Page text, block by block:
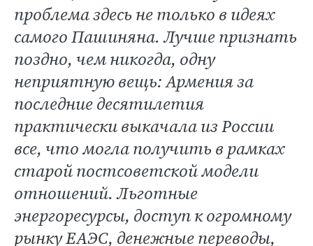
проблема здесь не только в идеях
самого Пашиняна. Лучше признать
поздно, чем никогда, одну
неприятную вещь: Армения за
последние десятилетия
практически выкачала из России
все, что могла получить в рамках
старой постсоветской модели
отношений. Льготные
энергоресурсы, доступ к огромному
рынку ЕАЭС, денежные переводы,